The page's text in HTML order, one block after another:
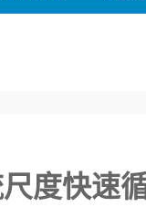
度快速